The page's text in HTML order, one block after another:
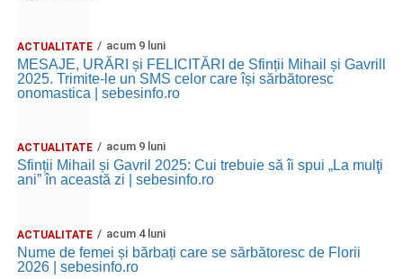
ACTUALITATE acum 9 luni
MESAJE, URĂRI și FELICITĂRI de Sfinții Mihail și Gavrill
2025. Trimite-le un SMS celor care își sărbătoresc
onomastica | sebesinfo.ro
ACTUALITATE acum 9 luni
Sfinții Mihail și Gavril 2025: Cui trebuie să îi spui „La mulţi
ani” în această zi | sebesinfo.ro
ACTUALITATE acum 4 luni
Nume de femei și bărbați care se sărbătoresc de Florii
2026 | sebesinfo.ro